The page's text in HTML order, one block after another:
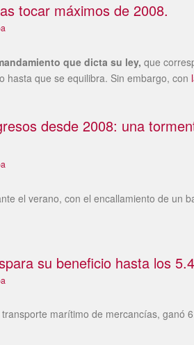
tocar máximos de 2008.
que dicta su ley, que
hasta que se equilibra. Sin embargo, con
desde 2008: una
el verano, con el encallamiento de un
su beneficio hasta los
marítimo de mercancías,